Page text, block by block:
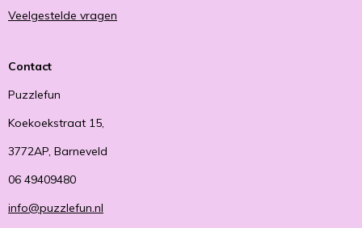
Veelgestelde vragen
Contact
Puzzlefun
Koekoekstraat 15,
3772AP, Barneveld
06 49409480
info@puzzlefun.nl